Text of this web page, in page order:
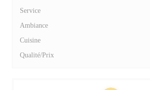
Service
Ambiance
Cuisine
Qualité/Prix